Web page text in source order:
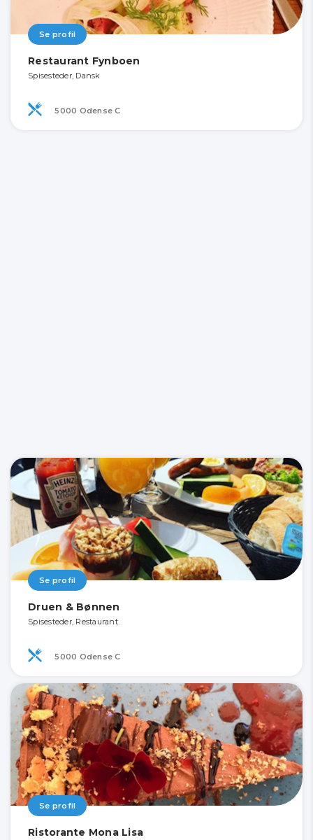
Se profil
Restaurant Fynboen
Spisesteder, Dansk
5000 Odense C
Se profil
Druen & Bønnen
Spisesteder, Restaurant
5000 Odense C
Se profil
Ristorante Mona Lisa